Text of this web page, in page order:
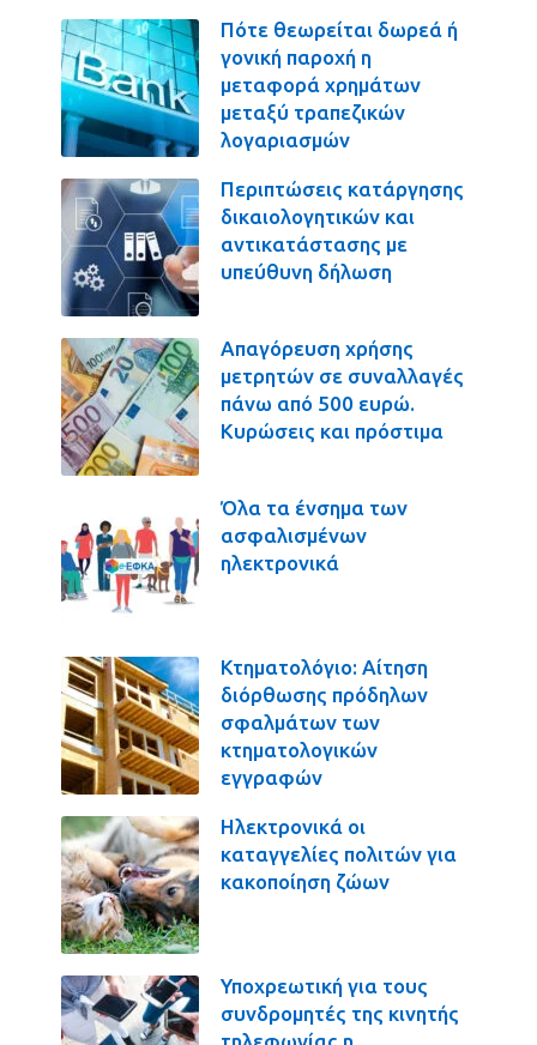
Πότε θεωρείται δωρεά ή
γονική παροχή η
μεταφορά χρημάτων
μεταξύ τραπεζικών
λογαριασμών
Περιπτώσεις κατάργησης
δικαιολογητικών και
αντικατάστασης με
υπεύθυνη δήλωση
Απαγόρευση χρήσης
μετρητών σε συναλλαγές
πάνω από 500 ευρώ.
Κυρώσεις και πρόστιμα
Όλα τα ένσημα των
ασφαλισμένων
ηλεκτρονικά
Κτηματολόγιο: Αίτηση
διόρθωσης πρόδηλων
σφαλμάτων των
κτηματολογικών
εγγραφών
Ηλεκτρονικά οι
καταγγελίες πολιτών για
κακοποίηση ζώων
Υποχρεωτική για τους
συνδρομητές της κινητής